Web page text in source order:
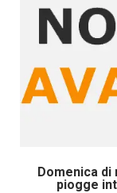
Domenica
piogge